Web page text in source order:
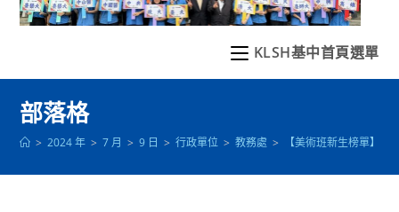
KLSH基中首頁選單
部落格
> 2024 年 > 7 月 > 9 日 > 行政單位 > 教務處 > 【美術班新生榜單】